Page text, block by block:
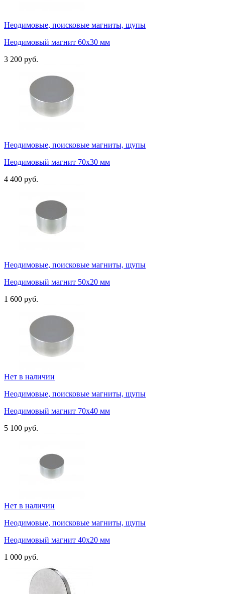
Неодимовые, поисковые магниты, щупы
Неодимовый магнит 60х30 мм
3 200 руб.
Неодимовые, поисковые магниты, щупы
Неодимовый магнит 70х30 мм
4 400 руб.
Неодимовые, поисковые магниты, щупы
Неодимовый магнит 50х20 мм
1 600 руб.
Нет в наличии
Неодимовые, поисковые магниты, щупы
Неодимовый магнит 70х40 мм
5 100 руб.
Нет в наличии
Неодимовые, поисковые магниты, щупы
Неодимовый магнит 40х20 мм
1 000 руб.